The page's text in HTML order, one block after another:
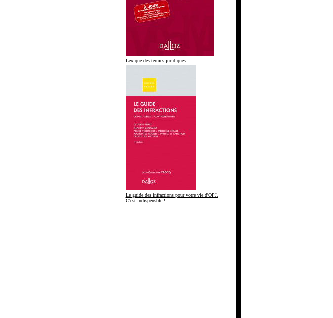
Lexique des termes juridiques
Le guide des infractions pour votre vie d'OPJ.
C'est indispensble !